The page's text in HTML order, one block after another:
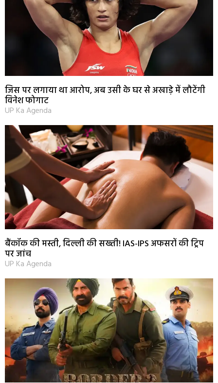
जिस पर लगाया था आरोप, अब उसी के घर से अखाड़े में लौटेंगी
विनेश फोगाट
UP Ka Agenda
बैंकॉक की मस्ती, दिल्ली की सख्ती! IAS-IPS अफसरों की ट्रिप
पर जांच
UP Ka Agenda